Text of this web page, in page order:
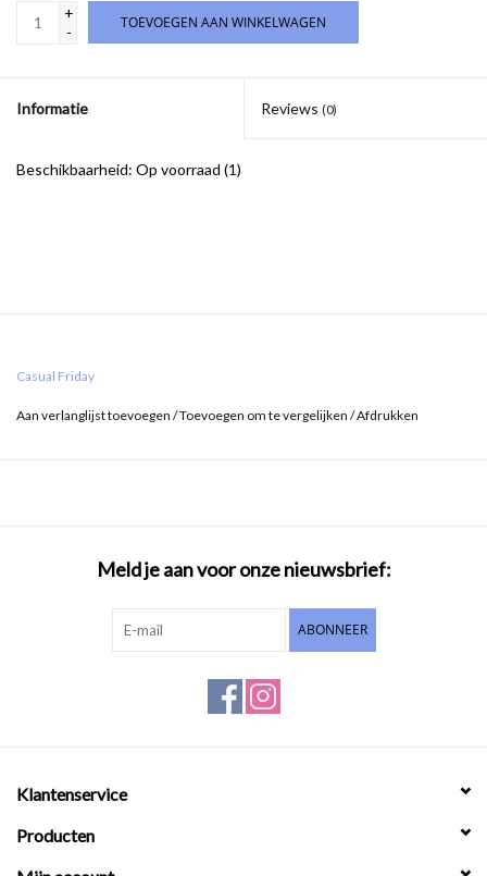
+
-
TOEVOEGEN AAN WINKELWAGEN
Informatie Reviews (0)
Beschikbaarheid: Op voorraad (1)
Casual Friday
Aan verlanglijst toevoegen /Toevoegen om te vergelijken /Afdrukken
Meld je aan voor onze nieuwsbrief:
ABONNEER
Klantenservice
Producten